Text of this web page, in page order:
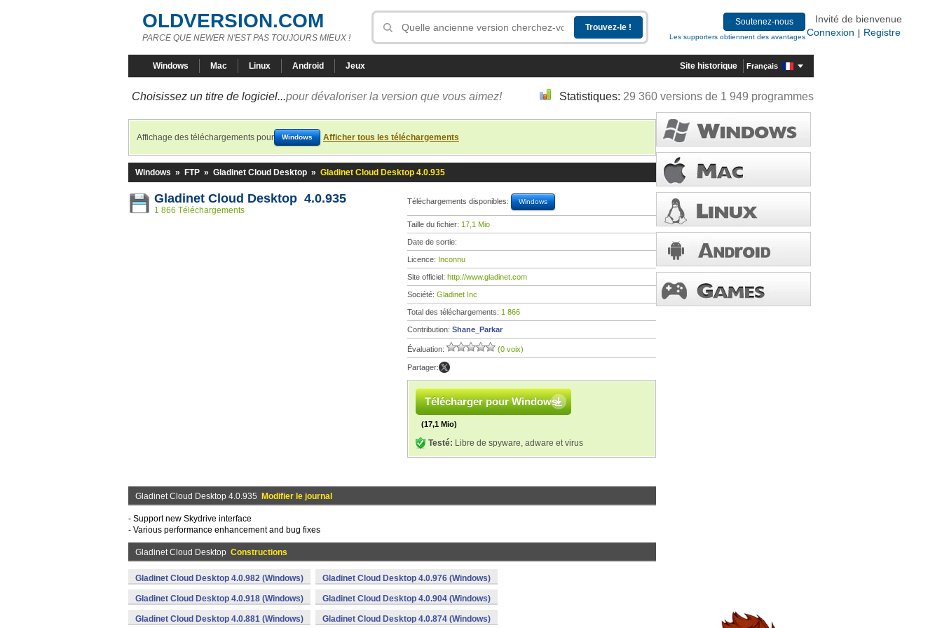
OLDVERSION.COM
PARCE QUE NEWER N'EST PAS TOUJOURS MIEUX !
Soutenez-nous
Les supporters obtiennent des avantages
Invité de bienvenue
Connexion
Registre
Windows Mac Linux Android Jeux Site historique Français
Choisissez un titre de logiciel...pour dévaloriser la version que vous aimez! Statistiques: 29 360 versions de 1 949 programmes
Affichage des téléchargements pour Windows Afficher tous les téléchargements
Windows » FTP » Gladinet Cloud Desktop » Gladinet Cloud Desktop 4.0.935
Gladinet Cloud Desktop 4.0.935
1 866 Téléchargements
Téléchargements disponibles: Windows
Taille du fichier: 17,1 Mio
Date de sortie:
Licence: Inconnu
Site officiel: http://www.gladinet.com
Société: Gladinet Inc
Total des téléchargements: 1 866
Contribution: Shane_Parkar
Évaluation: (0 voix)
Partager:
Télécharger pour Windows
(17,1 Mio)
Testé: Libre de spyware, adware et virus
Gladinet Cloud Desktop 4.0.935 Modifier le journal
- Support new Skydrive interface
- Various performance enhancement and bug fixes
Gladinet Cloud Desktop Constructions
Gladinet Cloud Desktop 4.0.982 (Windows) Gladinet Cloud Desktop 4.0.976 (Windows)
Gladinet Cloud Desktop 4.0.918 (Windows) Gladinet Cloud Desktop 4.0.904 (Windows)
Gladinet Cloud Desktop 4.0.881 (Windows) Gladinet Cloud Desktop 4.0.874 (Windows)